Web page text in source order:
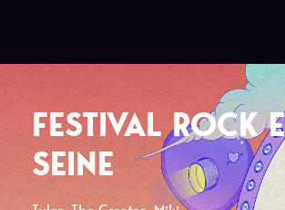
FESTIVAL ROCK
SEINE